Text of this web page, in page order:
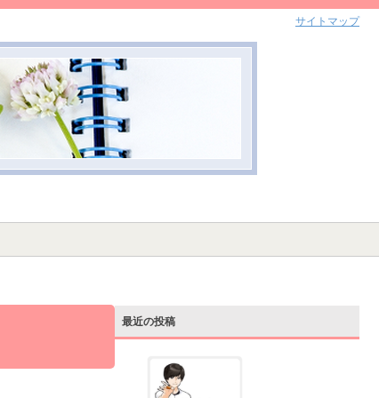
最近の投稿
サイトマップ